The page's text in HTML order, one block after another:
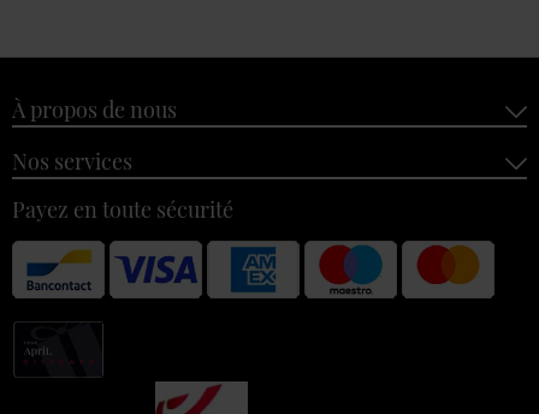
À propos de nous
Nos services
Payez en toute sécurité